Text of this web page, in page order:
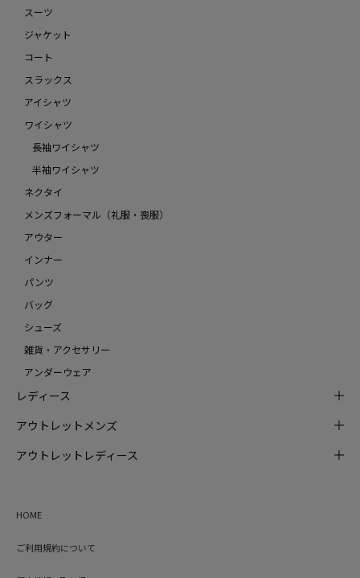
スーツ
ジャケット
コート
スラックス
アイシャツ
ワイシャツ
長袖ワイシャツ
半袖ワイシャツ
ネクタイ
メンズフォーマル（礼服・喪服）
アウター
インナー
パンツ
バッグ
シューズ
雑貨・アクセサリー
アンダーウェア
レディース
アウトレットメンズ
アウトレットレディース
HOME
ご利用規約について